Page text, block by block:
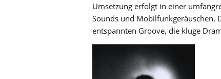
Umsetzung erfolgt in einer
Sounds und Mobilfunkgeräuschen.
entspannten Groove, die kluge